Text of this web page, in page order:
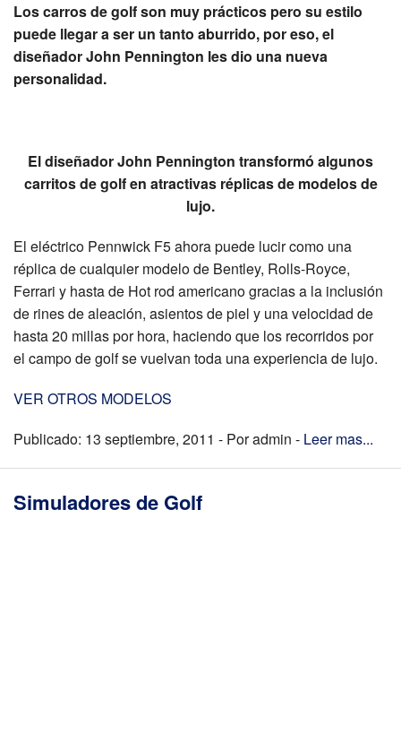
Los carros de golf son muy prácticos pero su estilo
puede llegar a ser un tanto aburrido, por eso, el
diseñador John Pennington les dio una nueva
personalidad.
El diseñador John Pennington transformó algunos
carritos de golf en atractivas réplicas de modelos de
lujo.
El eléctrico Pennwick F5 ahora puede lucir como una
réplica de cualquier modelo de Bentley, Rolls-Royce,
Ferrari y hasta de Hot rod americano gracias a la inclusión
de rines de aleación, asientos de piel y una velocidad de
hasta 20 millas por hora, haciendo que los recorridos por
el campo de golf se vuelvan toda una experiencia de lujo.
VER OTROS MODELOS
Publicado: 13 septiembre, 2011 - Por admin - Leer mas...
Simuladores de Golf